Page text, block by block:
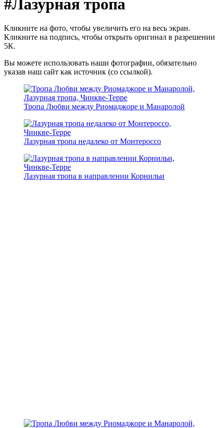
#Лазурная тропа
Кликните на фото, чтобы увеличить его на весь экран.
Кликните на подпись, чтобы открыть оригинал в разрешении
5К.
Вы можете использовать наши фотографии, обязательно
указав наш сайт как источник (со ссылкой).
Тропа Любви между Риомаджоре и Манаролой
Лазурная тропа недалеко от Монтероссо
Лазурная тропа в направлении Корнильи